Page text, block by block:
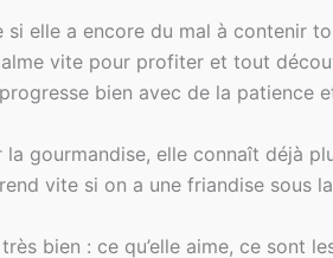
si elle a encore du mal à contenir
vite pour profiter et tout
bien avec de la patience
gourmandise, elle connaît déjà
vite si on a une friandise sous
bien : ce qu’elle aime, ce sont